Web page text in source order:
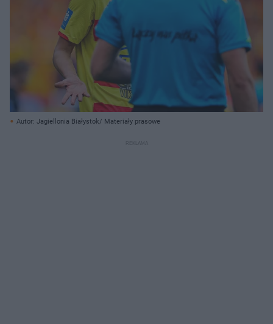
Autor: Jagiellonia Białystok/ Materiały prasowe